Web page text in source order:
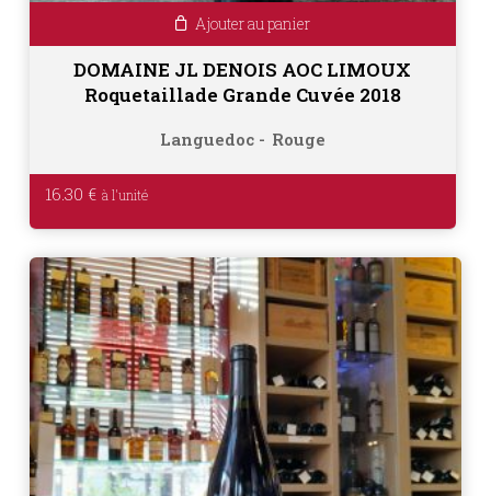
Ajouter au panier
DOMAINE JL DENOIS AOC LIMOUX
Roquetaillade Grande Cuvée 2018
Languedoc Rouge
16.30 €